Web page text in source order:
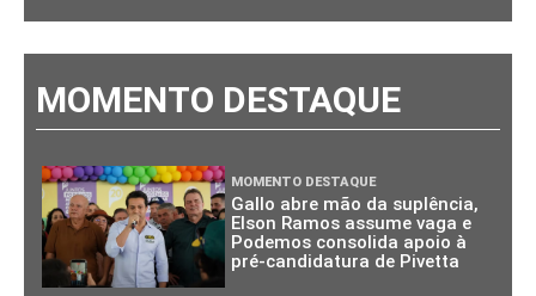
MOMENTO DESTAQUE
MOMENTO DESTAQUE
Gallo abre mão da suplência,
Elson Ramos assume vaga e
Podemos consolida apoio à
pré-candidatura de Pivetta